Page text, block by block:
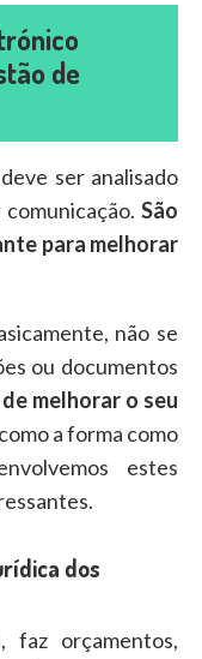
de
ser analisado
São
para melhorar
não se
ou documentos
de melhorar o seu
a forma como
estes
dos
faz orçamentos,